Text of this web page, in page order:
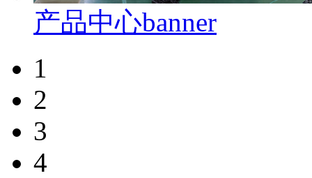
产品中心banner
1
2
3
4